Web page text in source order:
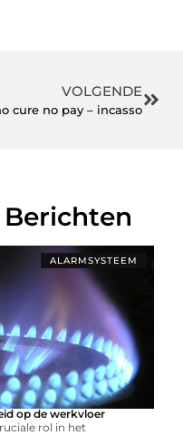
VOLGENDE
cure no pay – incasso
ALARMSYSTEEM
op de werkvloer
rol in het